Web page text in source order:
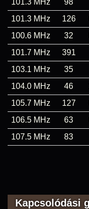
101.3 MHz 98
101.3 MHz
126
100.6 MHz
32
101.7 MHz
391
103.1 MHz
35
104.0 MHz
46
105.7 MHz
127
106.5 MHz
63
107.5 MHz
83
Kapcsolódási